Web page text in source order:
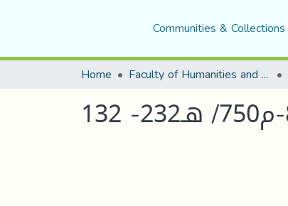
Communities & Collections
Home Faculty of Humanities and Social Sciences